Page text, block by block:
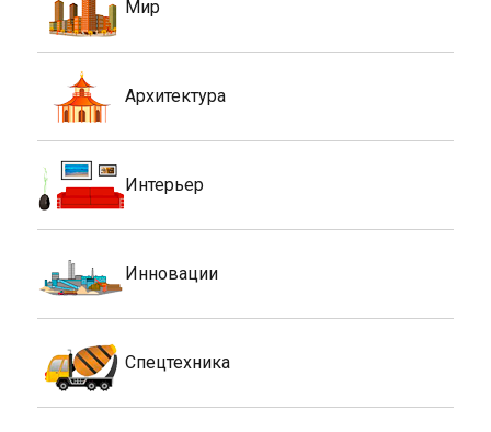
Мир
Архитектура
Интерьер
Инновации
Спецтехника